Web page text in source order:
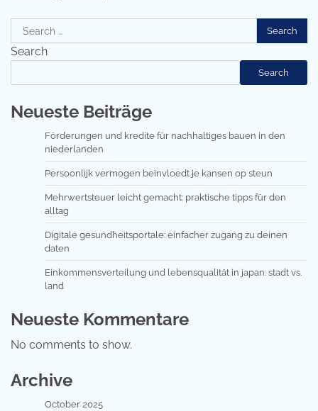
Search
for:
Search
Search
Neueste Beiträge
Förderungen und kredite für nachhaltiges bauen in den
niederlanden
Persoonlijk vermogen beïnvloedt je kansen op steun
Mehrwertsteuer leicht gemacht: praktische tipps für den
alltag
Digitale gesundheitsportale: einfacher zugang zu deinen
daten
Einkommensverteilung und lebensqualität in japan: stadt vs.
land
Neueste Kommentare
No comments to show.
Archive
October 2025